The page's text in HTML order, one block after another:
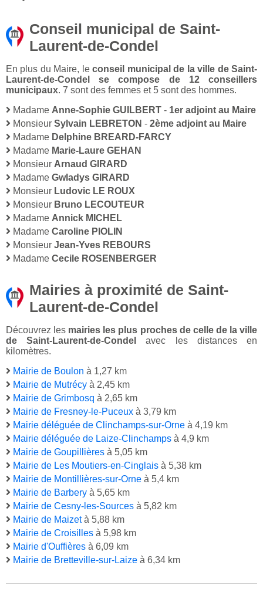
Conseil municipal de Saint-
Laurent-de-Condel
En plus du Maire, leconseil municipal de la ville de Saint-
Laurent-de-Condel se compose de 12 conseillers
municipaux. 7 sont des femmes et 5 sont des hommes.
Madame Anne-Sophie GUILBERT - 1er adjoint au Maire
Monsieur Sylvain LEBRETON - 2ème adjoint au Maire
Madame Delphine BREARD-FARCY
Madame Marie-Laure GEHAN
Monsieur Arnaud GIRARD
Madame Gwladys GIRARD
Monsieur Ludovic LE ROUX
Monsieur Bruno LECOUTEUR
Madame Annick MICHEL
Madame Caroline PIOLIN
Monsieur Jean-Yves REBOURS
Madame Cecile ROSENBERGER
Mairies à proximité de Saint-
Laurent-de-Condel
Découvrez les mairies les plus proches de celle de la ville
de Saint-Laurent-de-Condel
avec les distances en
kilomètres.
Mairie de Boulon à 1,27 km
Mairie de Mutrécy à 2,45 km
Mairie de Grimbosq à 2,65 km
Mairie de Fresney-le-Puceux à 3,79 km
Mairie déléguée de Clinchamps-sur-Orne à 4,19 km
Mairie déléguée de Laize-Clinchamps à 4,9 km
Mairie de Goupillières à 5,05 km
Mairie de Les Moutiers-en-Cinglais à 5,38 km
Mairie de Montillières-sur-Orne à 5,4 km
Mairie de Barbery à 5,65 km
Mairie de Cesny-les-Sources à 5,82 km
Mairie de Maizetà 5,88 km
Mairie de Croisilles à 5,98 km
Mairie d'Ouffières à 6,09 km
Mairie de Bretteville-sur-Laize à 6,34 km